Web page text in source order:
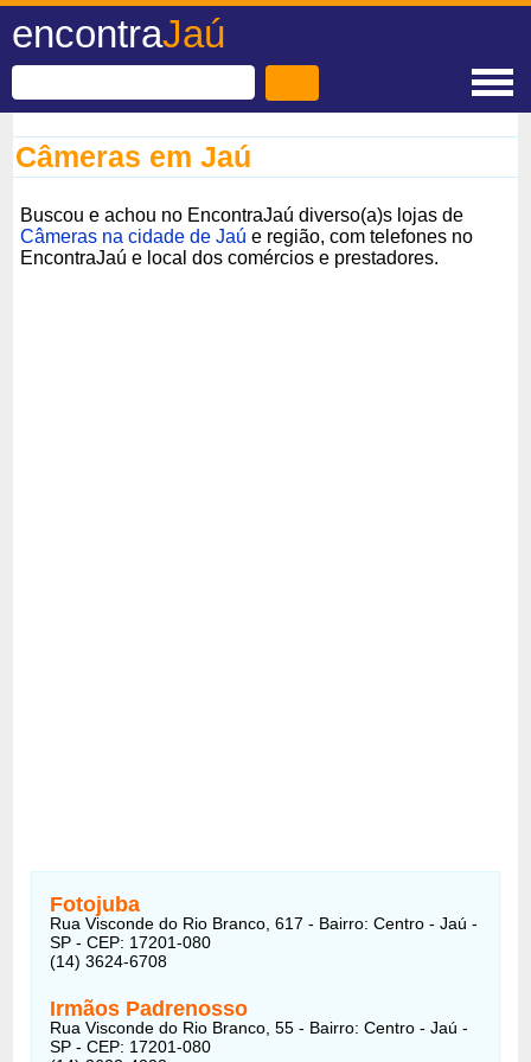
encontraJaú
Câmeras em Jaú
Buscou e achou no EncontraJaú diverso(a)s lojas de
Câmeras na cidade de Jaú e região, com telefones no
EncontraJaú e local dos comércios e prestadores.
Fotojuba
Rua Visconde do Rio Branco, 617 - Bairro: Centro - Jaú -
SP - CEP: 17201-080
(14) 3624-6708
Irmãos Padrenosso
Rua Visconde do Rio Branco, 55 - Bairro: Centro - Jaú -
SP - CEP: 17201-080